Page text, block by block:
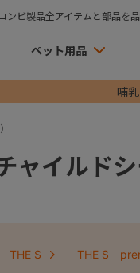
ンビ製品全アイテムと部品を品
ペット用品
哺
ャイルドシ
THE S THE S